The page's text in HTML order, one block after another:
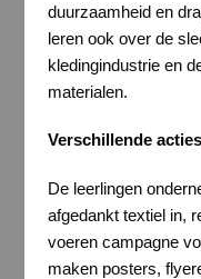
duurzaamheid en
leren ook over de
kledingindustrie en
materialen.
Verschillende acties
De leerlingen
afgedankt textiel in,
voeren campagne
maken posters,